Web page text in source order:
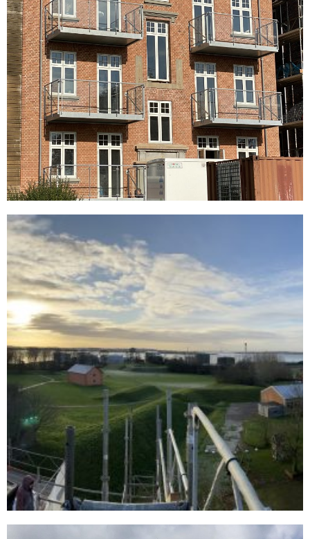
Byfornyelse Bajonetten 12 i
Fredericia
READ MORE
Udvidelse af planer for byfornyelse
READ MORE